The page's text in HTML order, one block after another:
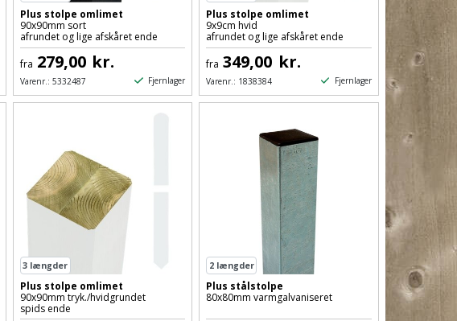
Plus stolpe omlimet
90x90mm sort
afrundet og lige afskåret ende
fra 279,00 kr.
Varenr.: 5332487 Fjernlager
Plus stolpe omlimet
9x9cm hvid
afrundet og lige afskåret ende
fra 349,00 kr.
Varenr.: 1838384 Fjernlager
3 længder
Plus stolpe omlimet
90x90mm tryk./hvidgrundet
spids ende
2 længder
Plus stålstolpe
80x80mm varmgalvaniseret